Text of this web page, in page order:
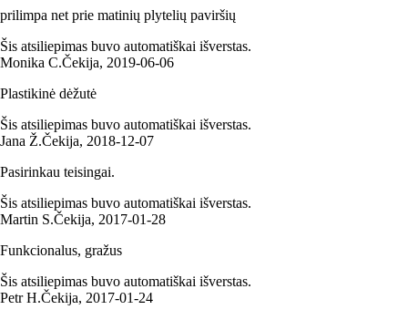
prilimpa net prie matinių plytelių paviršių
Šis atsiliepimas buvo automatiškai išverstas.
Monika C.Čekija, 2019‑06‑06
Plastikinė dėžutė
Šis atsiliepimas buvo automatiškai išverstas.
Jana Ž.Čekija, 2018‑12‑07
Pasirinkau teisingai.
Šis atsiliepimas buvo automatiškai išverstas.
Martin S.Čekija, 2017‑01‑28
Funkcionalus, gražus
Šis atsiliepimas buvo automatiškai išverstas.
Petr H.Čekija, 2017‑01‑24